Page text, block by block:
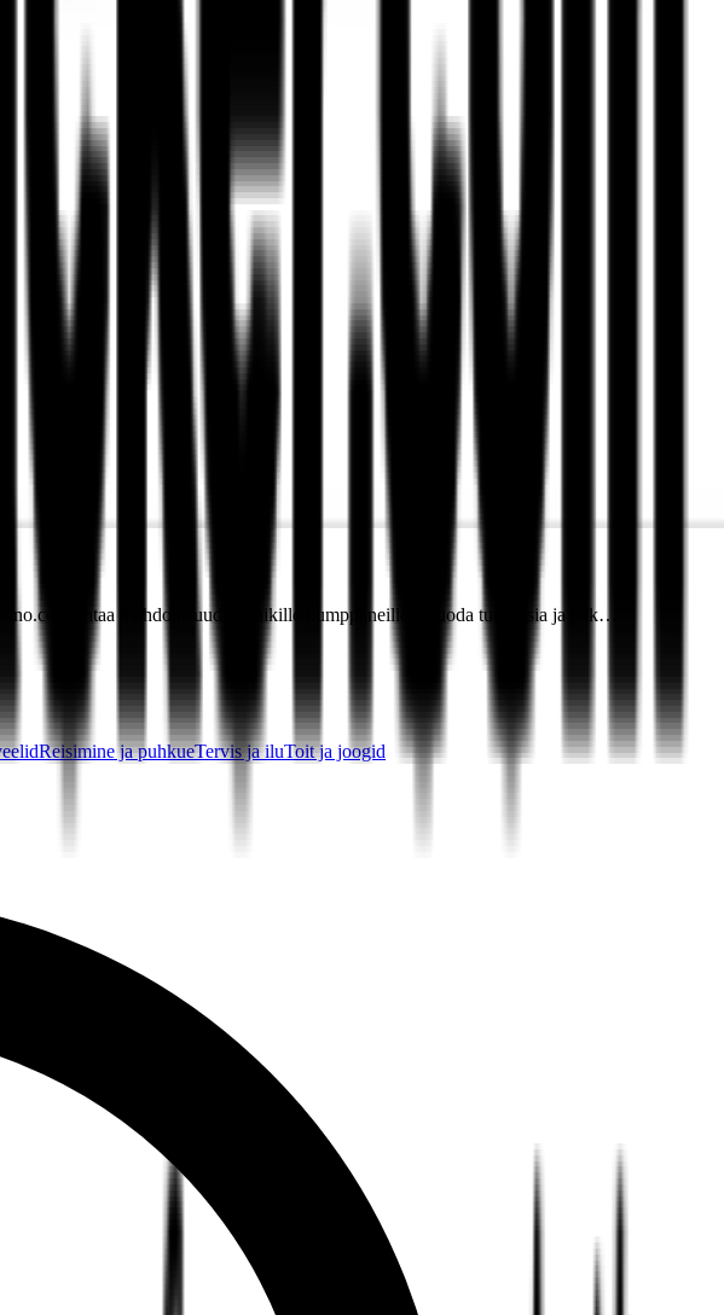
antaa mahdollisuuden kaikille kumppaneilleen luoda tuottoisia ja jatk…
Reisimine ja puhkueTervis ja iluToit ja joogid